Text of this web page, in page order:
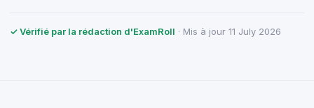
✓ Vérifié par la rédaction d'ExamRoll · Mis à jour 11 July 2026